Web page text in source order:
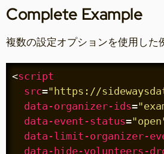
Complete Example
複数の設定オプションを使用した
<script
src="https://
data-organizer-ids=
data-event-status=
data-limit-organizer-
data-hide-volunteers-